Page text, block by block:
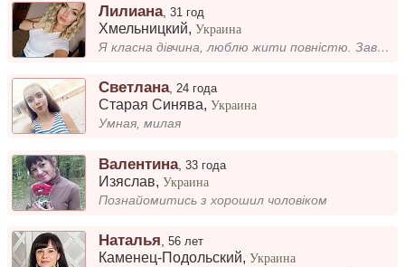
Лилиана,31 год
Хмельницкий,Украина
Я класна дівчина, люблю жити повністю. Завжди намагаюся бути в позитивному настрої і радіти життю. Мені подобається відк...
Светлана,24 года
Старая Синява,Украина
Умная, милая
Валентина,33 года
Изяслав,Украина
Познайомитись з хорошил чоловіком
Наталья ,56 лет
Каменец-Подольский,Украина